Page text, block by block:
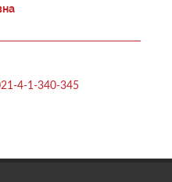
4-1-340-345